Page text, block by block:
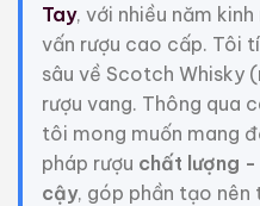
Tay, với nhiều năm
vấn rượu cao cấp. Tôi
sâu về Scotch Whisky
rượu vang. Thông qua
tôi mong muốn mang
pháp rượu chất lượng -
cậy, góp phần tạo nên